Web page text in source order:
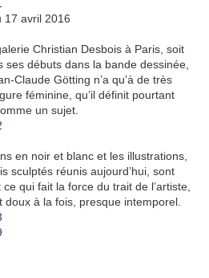
avril 2016
Christian Desbois à Paris, soit
ses débuts dans la bande dessinée,
Claude Götting n’a qu’à de très
féminine, qu’il définit pourtant
un sujet.
en noir et blanc et les illustrations,
sculptés réunis aujourd’hui, sont
qui fait la force du trait de l’artiste,
à la fois, presque intemporel.